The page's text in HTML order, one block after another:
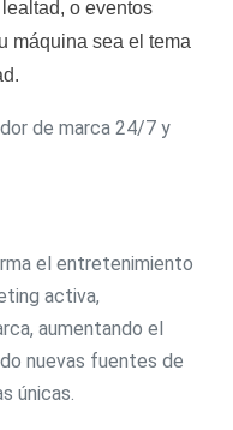
o eventos
máquina sea el tema
de marca 24/7 y
el entretenimiento
activa,
aumentando el
nuevas fuentes de
únicas.